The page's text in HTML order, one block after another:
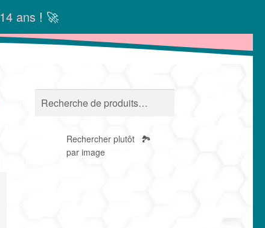
14 ans ! 🚀
Recherche
pour :
RECHERCHE
Rechercher plutôt
par image
🏞️